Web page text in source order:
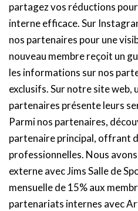
partagez vos réductions
interne efficace. Sur
nos partenaires pour une
nouveau membre reçoit un
les informations sur nos
exclusifs. Sur notre site web,
partenaires présente leurs
Parmi nos partenaires,
partenaire principal, offrant
professionnelles. Nous
externe avec Jims Salle de
mensuelle de 15% aux
partenariats internes avec